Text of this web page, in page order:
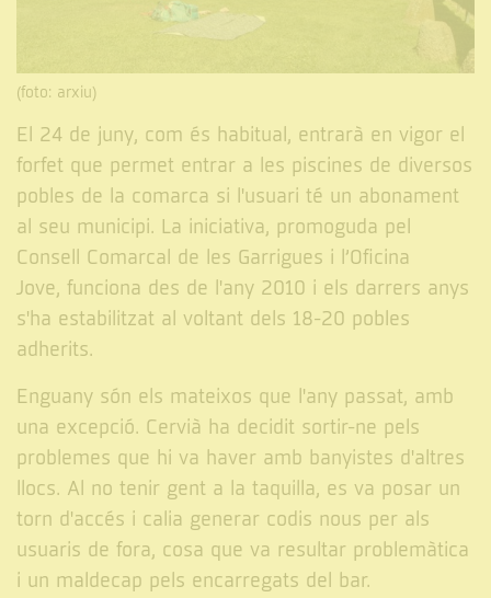
(foto: arxiu)
El 24 de juny, com és habitual, entrarà en vigor el
forfet que permet entrar a les piscines de diversos
pobles de la comarca si l'usuari té un abonament
al seu municipi. La iniciativa, promoguda pel
Consell Comarcal de les Garrigues i l’Oficina
Jove, funciona des de l'any 2010 i els darrers anys
s'ha estabilitzat al voltant dels 18-20 pobles
adherits.
Enguany són els mateixos que l'any passat, amb
una excepció. Cervià ha decidit sortir-ne pels
problemes que hi va haver amb banyistes d'altres
llocs. Al no tenir gent a la taquilla, es va posar un
torn d'accés i calia generar codis nous per als
usuaris de fora, cosa que va resultar problemàtica
i un maldecap pels encarregats del bar.